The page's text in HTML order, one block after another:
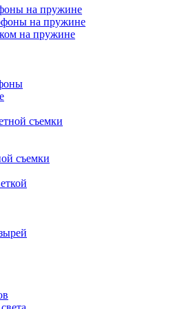
на пружине
на пружине
на пружине
съемки
съемки